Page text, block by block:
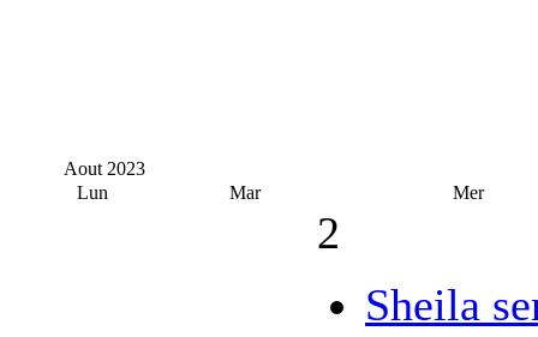
Aout 2023
Lun
Mar Mer
2
Sheila